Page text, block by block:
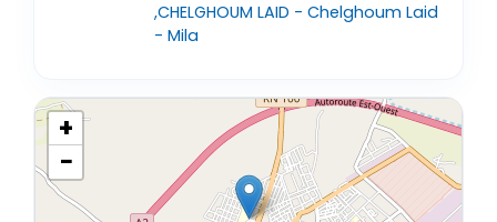
,CHELGHOUM LAID - Chelghoum Laid
- Mila
+
−